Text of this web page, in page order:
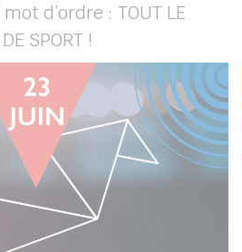
d’ordre : TOUT LE
SPORT !